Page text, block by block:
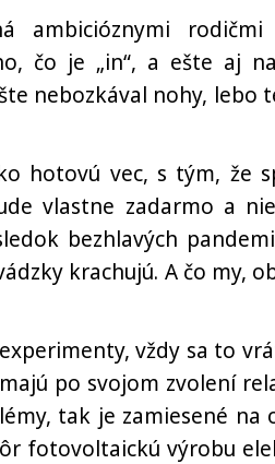
ambicióznymi
čo je „in“, a ešte aj
nebozkával nohy, lebo
hotovú vec, s tým, že
vlastne zadarmo a
bezhlavých
krachujú. A čo my,
vždy sa to
po svojom zvolení
tak je zamiesené na
fotovoltaickú výrobu